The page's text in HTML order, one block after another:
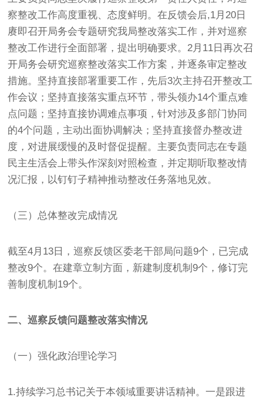
察整改工作高度重视、态度鲜明。在反馈会后,1月20日
赓即召开局务会专题研究我局整改落实工作，并对巡察
整改工作进行全面部署，提出明确要求。2月11日再次召
开局务会研究巡察整改落实工作方案，并逐条审定整改
措施。坚持直接部署重要工作，先后3次主持召开整改工
作会议；坚持直接落实重点环节，带头领办14个重点难
点问题；坚持直接协调难点事项，针对涉及多部门协同
的4个问题，主动出面协调解决；坚持直接督办整改进
度，对进展缓慢的及时督促提醒。主要负责同志在专题
民主生活会上带头作深刻对照检查，并定期听取整改情
况汇报，以钉钉子精神推动整改任务落地见效。
（三）总体整改完成情况
截至4月13日，巡察反馈区委老干部局问题9个，已完成
整改9个。在建章立制方面，新建制度机制9个，修订完
善制度机制19个。
二、巡察反馈问题整改落实情况
（一）强化政治理论学习
1.持续学习总书记关于本领域重要讲话精神。一是跟进